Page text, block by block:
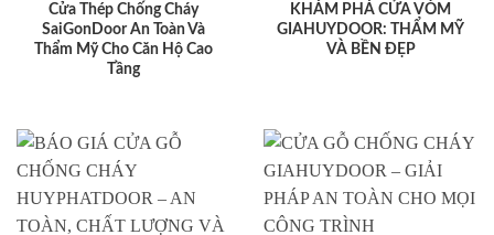
Cửa Thép Chống Cháy
SaiGonDoor An Toàn Và
Thẩm Mỹ Cho Căn Hộ Cao
Tầng
KHÁM PHÁ CỬA VÒM
GIAHUYDOOR: THẨM MỸ
VÀ BỀN ĐẸP